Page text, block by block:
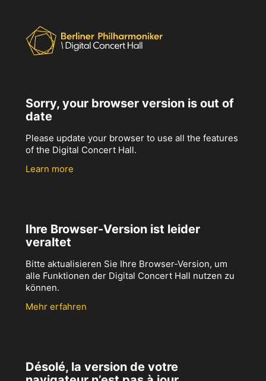
Sorry, your browser version is out of
date
Please update your browser to use all the features
of the Digital Concert Hall.
Learn more
Ihre Browser-Version ist leider
veraltet
Bitte aktualisieren Sie Ihre Browser-Version, um
alle Funktionen der Digital Concert Hall nutzen zu
können.
Mehr erfahren
Désolé, la version de votre